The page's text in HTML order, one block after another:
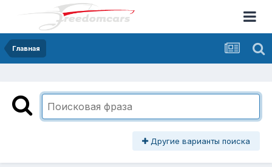
Главная
Другие варианты поиска